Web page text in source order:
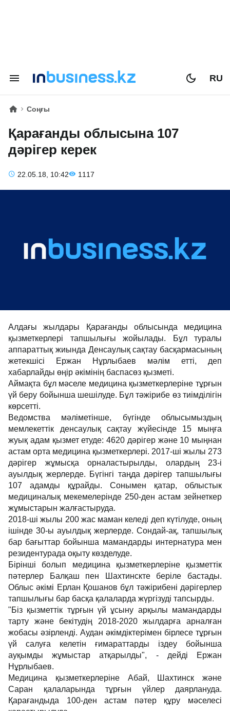
RU
Соңғы
Қарағанды облысына 107
дәрігер керек
22.05.18, 10:42 1117
Алдағы жылдары Қарағанды облысында медицина
қызметкерлері тапшылығы жойылады. Бұл туралы
аппараттық жиында Денсаулық сақтау басқармасының
жетекшісі Ержан Нұрлыбаев мәлім етті, деп
хабарлайды өңір әкімінің баспасөз қызметі.
Аймақта бұл мәселе медицина қызметкерлеріне тұрғын
үй беру бойынша шешілуде. Бұл тәжірибе өз тиімділігін
көрсетті.
Ведомства мәліметінше, бүгінде облысымыздың
мемлекеттік денсаулық сақтау жүйесінде 15 мыңға
жуық адам қызмет етуде: 4620 дәрігер және 10 мыңнан
астам орта медицина қызметкерлері. 2017-ші жылы 273
дәрігер жұмысқа орналастырылды, олардың 23-і
ауылдық жерлерде. Бүгінгі таңда дәрігер тапшылығы
107 адамды құрайды. Сонымен қатар, облыстык
медициналық мекемелерінде 250-ден астам зейнеткер
жұмыстарын жалғастыруда.
2018-ші жылы 200 жас маман келеді деп күтілуде, оның
ішінде 30-ы ауылдық жерлерде. Сондай-ақ, тапшылық
бар бағыттар бойынша мамандарды интернатура мен
резидентурада оқыту көзделуде.
Бірінші болып медицина қызметкерлеріне қызметтік
пәтерлер Балқаш пен Шахтинскте беріле бастады.
Облыс әкімі Ерлан Қошанов бұл тәжірибені дәрігерлер
тапшылығы бар басқа қалаларда жүргізуді тапсырды.
"Біз қызметтік тұрғын үй ұсыну арқылы мамандарды
тарту және бекітудің 2018-2020 жылдарға арналған
жобасы әзірленді. Аудан әкімдіктерімен бірлесе тұрғын
үй салуға келетін ғимараттарды іздеу бойынша
ауқымды жұмыстар атқарылды", - дейді Ержан
Нұрлыбаев.
Медицина қызметкерлеріне Абай, Шахтинск және
Саран қалаларында тұрғын үйлер даярлануда.
Қарағандыда 100-ден астам пәтер құру мәселесі